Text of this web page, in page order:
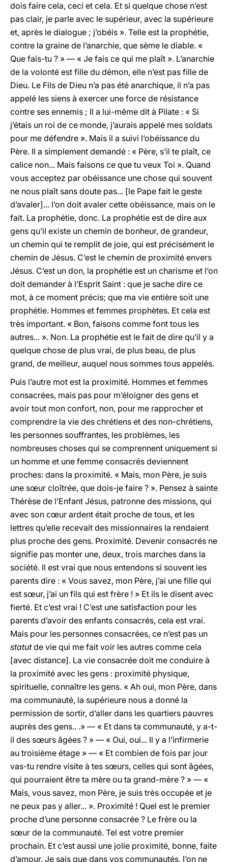
dois faire cela, ceci et cela. Et si quelque chose n’est
pas clair, je parle avec le supérieur, avec la supérieure
et, après le dialogue ; j’obéis ». Telle est la prophétie,
contre la graine de l’anarchie, que sème le diable. «
Que fais-tu ? » — « Je fais ce qui me plaît ». L’anarchie
de la volonté est fille du démon, elle n’est pas fille de
Dieu. Le Fils de Dieu n’a pas été anarchique, il n’a pas
appelé les siens à exercer une force de résistance
contre ses ennemis ; Il a lui-même dit à Pilate : « Si
j’étais un roi de ce monde, j’aurais appelé mes soldats
pour me défendre ». Mais il a suivi l’obéissance du
Père. Il a simplement demandé : « Père, s’il te plaît, ce
calice non... Mais faisons ce que tu veux Toi ». Quand
vous acceptez par obéissance une chose qui souvent
ne nous plaît sans doute pas... [le Pape fait le geste
d’avaler]... l’on doit avaler cette obéissance, mais on le
fait. La prophétie, donc. La prophétie est de dire aux
gens qu’il existe un chemin de bonheur, de grandeur,
un chemin qui te remplit de joie, qui est précisément le
chemin de Jésus. C’est le chemin de proximité envers
Jésus. C’est un don, la prophétie est un charisme et l’on
doit demander à l’Esprit Saint : que je sache dire ce
mot, à ce moment précis; que ma vie entière soit une
prophétie. Hommes et femmes prophètes. Et cela est
très important. « Bon, faisons comme font tous les
autres... ». Non. La prophétie est le fait de dire qu’il y a
quelque chose de plus vrai, de plus beau, de plus
grand, de meilleur, auquel nous sommes tous appelés.
Puis l’autre mot est la proximité. Hommes et femmes
consacrées, mais pas pour m’éloigner des gens et
avoir tout mon confort, non, pour me rapprocher et
comprendre la vie des chrétiens et des non-chrétiens,
les personnes souffrantes, les problèmes, les
nombreuses choses qui se comprennent uniquement si
un homme et une femme consacrés deviennent
proches: dans la proximité. « Mais, mon Père, je suis
une sœur cloîtrée, que dois-je faire ? ». Pensez à sainte
Thérèse de l’Enfant Jésus, patronne des missions, qui
avec son cœur ardent était proche de tous, et les
lettres qu’elle recevait des missionnaires la rendaient
plus proche des gens. Proximité. Devenir consacrés ne
signifie pas monter une, deux, trois marches dans la
société. Il est vrai que nous entendons si souvent les
parents dire : « Vous savez, mon Père, j’ai une fille qui
est sœur, j’ai un fils qui est frère ! » Et ils le disent avec
fierté. Et c’est vrai ! C’est une satisfaction pour les
parents d’avoir des enfants consacrés, cela est vrai.
Mais pour les personnes consacrées, ce n’est pas un
statutde vie qui me fait voir les autres comme cela
[avec distance]. La vie consacrée doit me conduire à
la proximité avec les gens : proximité physique,
spirituelle, connaître les gens. « Ah oui, mon Père, dans
ma communauté, la supérieure nous a donné la
permission de sortir, d’aller dans les quartiers pauvres
auprès des gens.. .» — « Et dans ta communauté, y a-t-
il des sœurs âgées ? » — « Oui, oui... Il y a l’infirmerie
au troisième étage » — « Et combien de fois par jour
vas-tu rendre visite à tes sœurs, celles qui sont âgées,
qui pourraient être ta mère ou ta grand-mère ? » — «
Mais, vous savez, mon Père, je suis très occupée et je
ne peux pas y aller... ». Proximité ! Quel est le premier
proche d’une personne consacrée ? Le frère ou la
sœur de la communauté. Tel est votre premier
prochain. Et c’est aussi une jolie proximité, bonne, faite
d’amour. Je sais que dans vos communautés, l’on ne